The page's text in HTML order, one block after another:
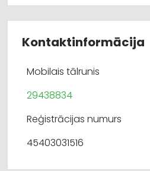
Kontaktinformācija
Mobilais tālrunis
29438834
Reģistrācijas numurs
45403031516